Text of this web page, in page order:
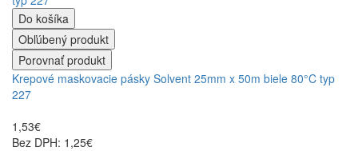
Do košíka
Obľúbený produkt
Porovnať produkt
Krepové maskovacie pásky Solvent 25mm x 50m biele 80°C typ
227
1,53€
Bez DPH: 1,25€